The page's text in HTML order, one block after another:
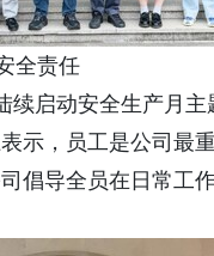
全责任
续启动安全生产月
示，员工是公司最
倡导全员在日常工